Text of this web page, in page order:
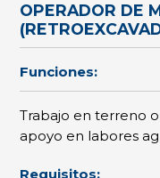
OPERADOR DE
Funciones:
Trabajo en terreno
apoyo en labores
Requisitos: